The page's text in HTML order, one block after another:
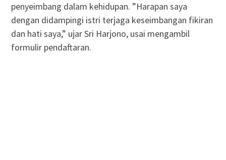
penyeimbang dalam kehidupan. ”Harapan saya
dengan didampingi istri terjaga keseimbangan fikiran
dan hati saya,” ujar Sri Harjono, usai mengambil
formulir pendaftaran.